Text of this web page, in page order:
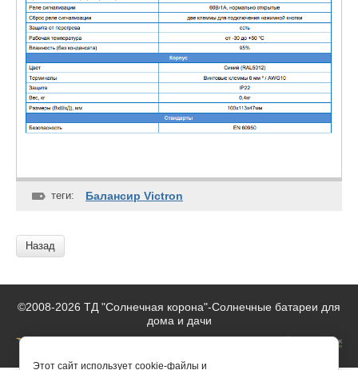
теги: Балансир Victron
Назад
©2008-2026 ТД "Солнечная корона"-Солнечные батареи для
дома и дачи
Этот сайт использует cookie-файлы и